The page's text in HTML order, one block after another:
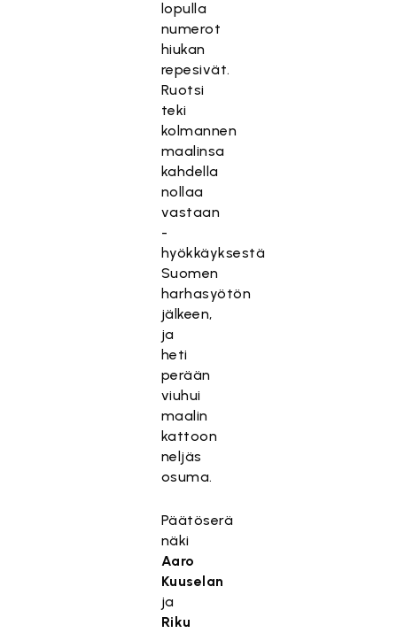
lopulla
numerot
hiukan
repesivät.
Ruotsi
teki
kolmannen
maalinsa
kahdella
nollaa
vastaan
-
hyökkäyksestä
Suomen
harhasyötön
jälkeen,
ja
heti
perään
viuhui
maalin
kattoon
neljäs
osuma.
Päätöserä
näki
Aaro
Kuuselan
ja
Riku